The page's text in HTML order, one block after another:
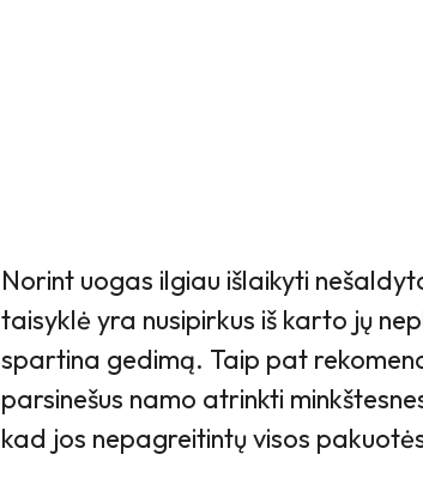
Norint uogas ilgiau išlaikyti
taisyklė yra nusipirkus iš karto jų
spartina gedimą. Taip pat
parsinešus namo atrinkti
kad jos nepagreitintų visos